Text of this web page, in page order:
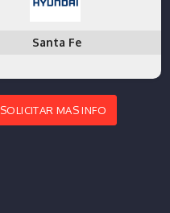
Santa Fe
SOLICITAR MAS INFO